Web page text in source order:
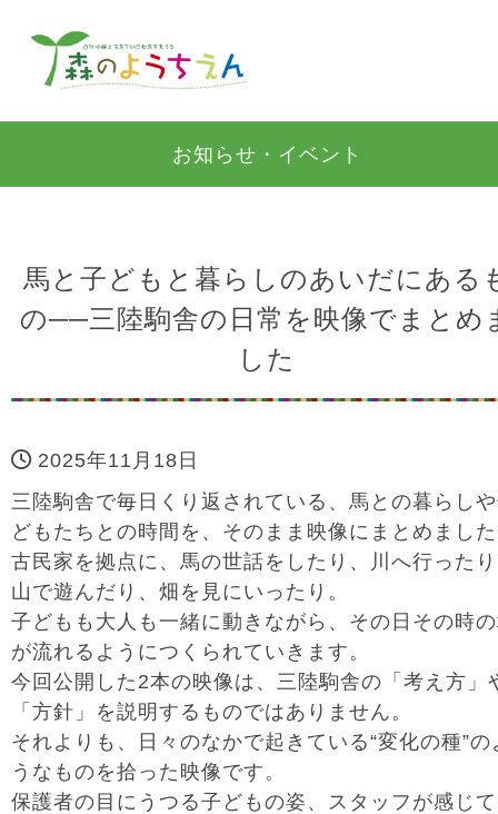
お知らせ・イベント
馬と子どもと暮らしのあいだにある
の──三陸駒舎の日常を映像でまとめ
した
2025年11月18日
三陸駒舎で毎日くり返されている、馬との暮らし
どもたちとの時間を、そのまま映像にまとめまし
古民家を拠点に、馬の世話をしたり、川へ行った
山で遊んだり、畑を見にいったり。
子どもも大人も一緒に動きながら、その日その時
が流れるようにつくられていきます。
今回公開した2本の映像は、三陸駒舎の「考え方」
「方針」を説明するものではありません。
それよりも、日々のなかで起きている“変化の種”の
うなものを拾った映像です。
保護者の目にうつる子どもの姿、スタッフが感じ